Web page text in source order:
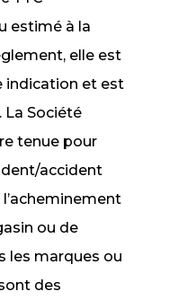
estimé à la
elle est
indication et est
La Société
tenue pour
accident
ou de
les marques ou
des